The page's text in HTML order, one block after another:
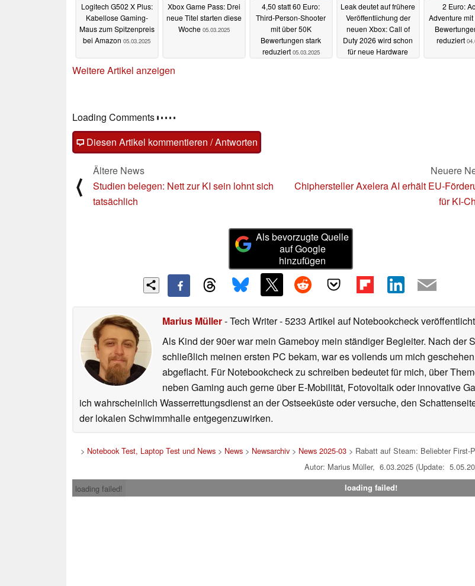
Logitech G502 X Plus:
Kabellose Gaming-
Maus zum Spitzenpreis
bei Amazon 05.03.2025
Xbox Game Pass: Drei
neue Titel starten diese
Woche 05.03.2025
4,50 statt 60 Euro:
Third-Person-Shooter
mit über 50K
Bewertungen stark
reduziert 05.03.2025
Leak deutet auf frühere
Veröffentlichung der
neuen Xbox: Call of
Duty 2026 wird schon
für neue Hardware
2 Euro:
Adventure mit
reduziert
Weitere Artikel anzeigen
Loading Comments
Diesen Artikel kommentieren / Antworten
⟨
Ältere News
Studien belegen: Nett zur KI sein lohnt sich
tatsächlich
Neuere
Chiphersteller Axelera AI erhält EU-
für KI-
Als bevorzugte Quelle
auf Google
hinzufügen
Marius Müller- Tech Writer- 5233 Artikel auf Notebookcheck veröffentlicht
Als Kind der 90er war mein Gameboy mein ständiger Begleiter. Nach der
schließlich meinen ersten PC bekam, war es vollends um mich
abgeflacht. Für Notebookcheck zu schreiben bedeutet für mich, über
neben Gaming auch gerne über E-Mobilität, Fotovoltaik oder innovative
ich wahrscheinlich Wasserrettungsdienst an der Ostseeküste oder versuche, den
der lokalen Schwimmhalle entgegenzuwirken.
> Notebook Test, Laptop Test und News> News> Newsarchiv> News 2025-03> Rabatt auf Steam: Beliebter First-
Autor: Marius Müller, 6.03.2025 (Update:
loading failed!
loading failed!